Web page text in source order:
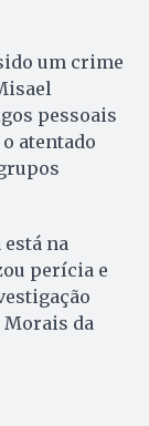
um crime
pessoais
atentado
está na
perícia e
Morais da